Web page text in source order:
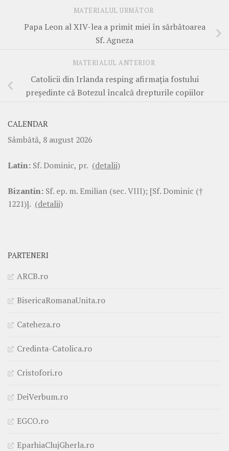
MATERIALUL URMĂTOR
Papa Leon al XIV-lea a primit miei în sărbătoarea
Sf. Agneza
MATERIALUL ANTERIOR
Catolicii din Irlanda resping afirmația fostului
președinte că Botezul încalcă drepturile copiilor
CALENDAR
Sâmbătă, 8 august 2026
Latin: Sf. Dominic, pr. (detalii)
Bizantin: Sf. ep. m. Emilian (sec. VIII); [Sf. Dominic (†
1221)]. (detalii)
PARTENERI
ARCB.ro
BisericaRomanaUnita.ro
Cateheza.ro
Credinta-Catolica.ro
Cristofori.ro
DeiVerbum.ro
EGCO.ro
EparhiaClujGherla.ro